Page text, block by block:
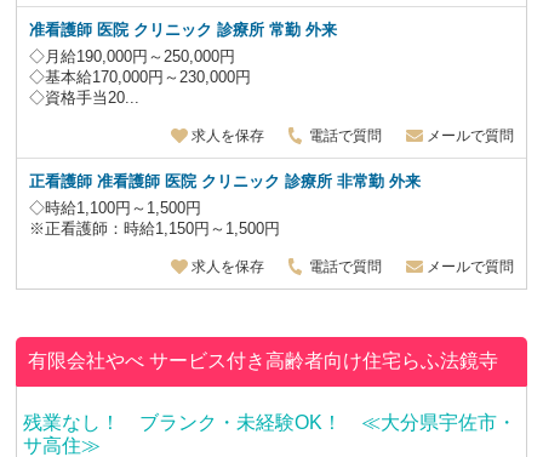
准看護師 医院 クリニック 診療所 常勤 外来
◇月給190,000円～250,000円
◇基本給170,000円～230,000円
◇資格手当20...
求人を保存 電話で質問 メールで質問
正看護師 准看護師 医院 クリニック 診療所 非常勤 外来
◇時給1,100円～1,500円
※正看護師：時給1,150円～1,500円
求人を保存 電話で質問 メールで質問
有限会社やべサービス付き高齢者向け住宅らふ法鏡寺
残業なし！ ブランク・未経験OK！ ≪大分県宇佐市・
サ高住≫